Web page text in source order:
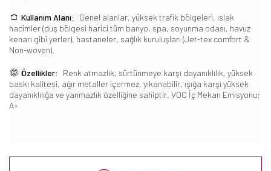
Kullanım Alanı:
Genel alanlar, yüksek trafik bölgeleri, ıslak
hacimler (duş bölgesi harici tüm banyo, spa, soyunma odası, havuz
kenarı gibi yerler), hastaneler, sağlık kuruluşları (Jet-tex comfort &
Non-woven).
Özellikler:
Renk atmazlık, sürtünmeye karşı dayanıklılık, yüksek
baskı kalitesi, ağır metaller içermez, yıkanabilir, ışığa karşı yüksek
dayanıklılığa ve yanmazlık özelliğine sahiptir. VOC İç Mekan Emisyonu:
A+